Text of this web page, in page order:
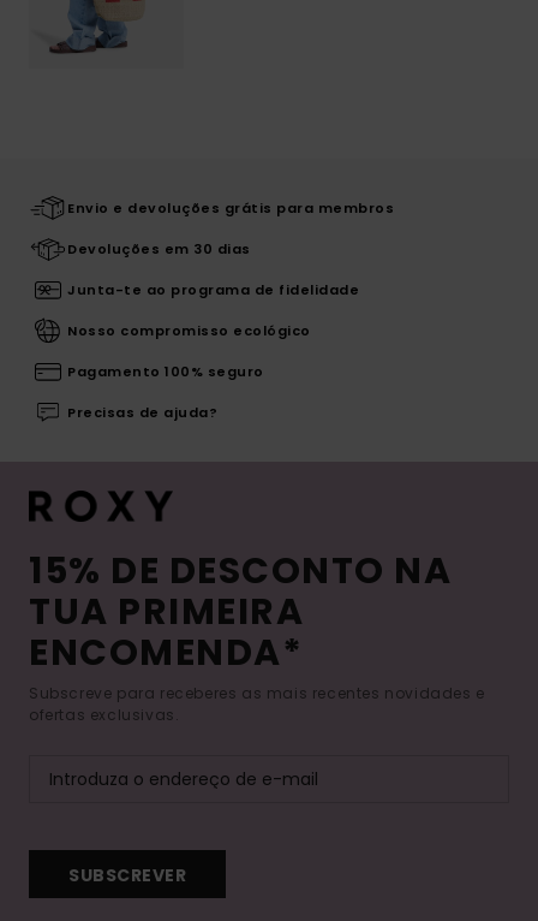
Envio e devoluções grátis para membros
Devoluções em 30 dias
Junta-te ao programa de fidelidade
Nosso compromisso ecológico
Pagamento 100% seguro
Precisas de ajuda?
15% DE DESCONTO NA
TUA PRIMEIRA
ENCOMENDA*
Subscreve para receberes as mais recentes novidades e
ofertas exclusivas.
SUBSCREVER